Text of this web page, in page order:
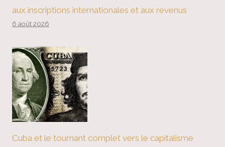
aux inscriptions internationales et aux revenus
6 août 2026
Cuba et le tournant complet vers le capitalisme